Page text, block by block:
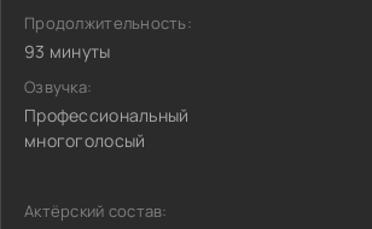
Продолжительность:
93 минуты
Озвучка:
Профессиональный
многоголосый
Актёрский состав: